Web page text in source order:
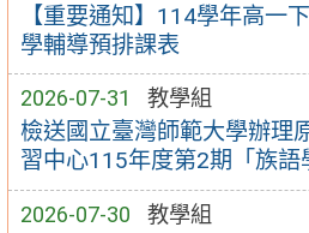
【重要通知】114學年高一
學輔導預排課表
2026-07-31 教學組
檢送國立臺灣師範大學辦理
習中心115年度第2期「族語
2026-07-30 教學組